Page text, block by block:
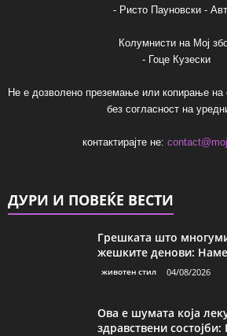
- Ристо Пауновски -
Колумнисти на Мој
- Гоце Кузески
Не е дозволено преземање или копирање на
без согласност на
контактирајте не:
ДУРИ И ПОВЕЌЕ ВЕСТИ
Грешката што
жешките денови:
животен стил 04/08/2026
Ова е шумата која
здравствени